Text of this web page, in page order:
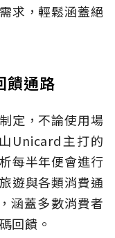
求，輕鬆涵蓋絕
饋通路
定，不論使用場
Unicard主打的
每半年便會進行
遊與各類消費通
涵蓋多數消費者
回饋。